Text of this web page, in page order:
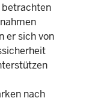
betrachten
er sich von
nach